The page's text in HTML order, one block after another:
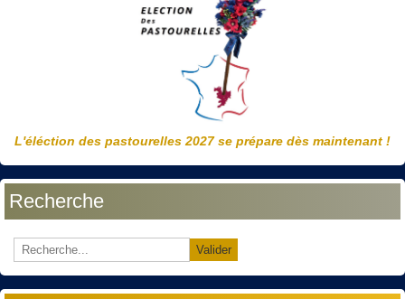
L'éléction des pastourelles 2027 se prépare dès maintenant !
Recherche
Valider